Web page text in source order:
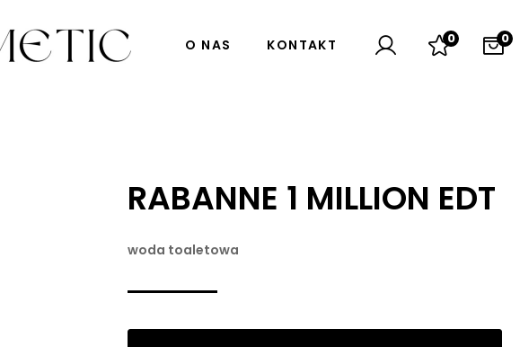
O NAS KONTAKT 0 0
RABANNE 1 MILLION EDT
woda toaletowa